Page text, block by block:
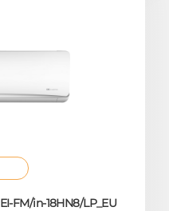
FM/in-18HN8/LP_EU